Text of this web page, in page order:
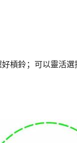
槓鈴；可以靈活